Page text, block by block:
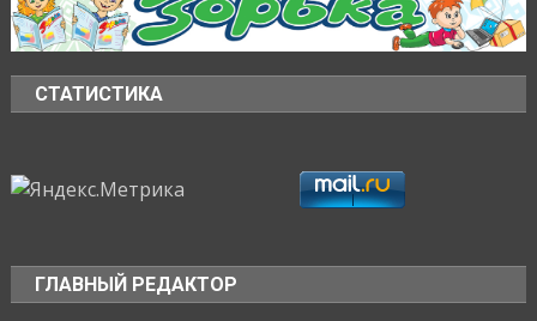
СТАТИСТИКА
ГЛАВНЫЙ РЕДАКТОР